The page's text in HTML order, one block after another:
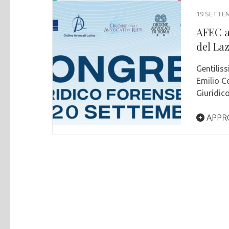
19
AFEC
del
Emilio